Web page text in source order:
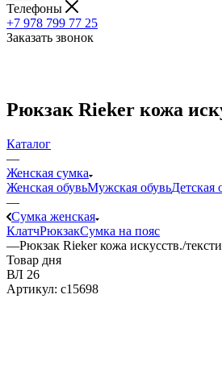
Телефоны
+7 978 799 77 25
Заказать звонок
Рюкзак Rieker кожа
Каталог
—
Женская сумка
Женская обувьМужская обувьДетская
—
Сумка женская
КлатчРюкзакСумка на пояс
—Рюкзак Rieker кожа искусств./
Товар дня
ВЛ 26
Артикул: c15698